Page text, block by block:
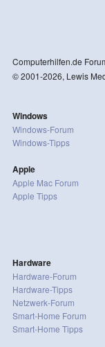
Computerhilfen.de
© 2001-2026, Lewis
Windows
Windows-Forum
Windows-Tipps
Apple
Apple Mac Forum
Apple Tipps
Hardware
Hardware-Forum
Hardware-Tipps
Netzwerk-Forum
Smart-Home Forum
Smart-Home Tipps